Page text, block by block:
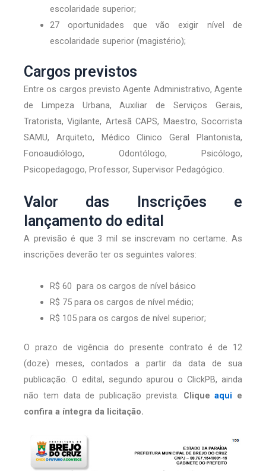
escolaridade superior;
27 oportunidades que vão exigir nível de
escolaridade superior (magistério);
Cargos previstos
Entre os cargos previsto Agente Administrativo, Agente
de Limpeza Urbana, Auxiliar de Serviços Gerais,
Tratorista, Vigilante, Artesã CAPS, Maestro, Socorrista
SAMU, Arquiteto, Médico Clinico Geral Plantonista,
Fonoaudiólogo, Odontólogo, Psicólogo,
Psicopedagogo, Professor, Supervisor Pedagógico.
Valor das Inscrições e
lançamento do edital
A previsão é que 3 mil se inscrevam no certame. As
inscrições deverão ter os seguintes valores:
R$ 60 para os cargos de nível básico
R$ 75 para os cargos de nível médio;
R$ 105 para os cargos de nível superior;
O prazo de vigência do presente contrato é de 12
(doze) meses, contados a partir da data de sua
publicação. O edital, segundo apurou o ClickPB, ainda
não tem data de publicação prevista. Cliqueaqui e
confira a íntegra da licitação.